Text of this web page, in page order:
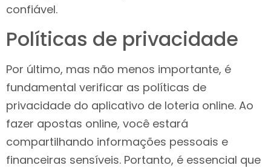
confiável.
Políticas de privacidade
Por último, mas não menos importante, é
fundamental verificar as políticas de
privacidade do aplicativo de loteria online. Ao
fazer apostas online, você estará
compartilhando informações pessoais e
financeiras sensíveis. Portanto, é essencial que